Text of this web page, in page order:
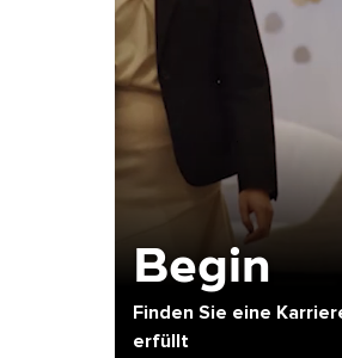
Begin
Finden Sie eine
erfüllt